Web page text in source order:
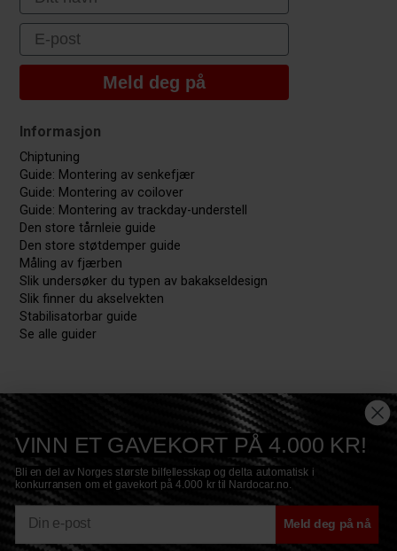
Email
Meld deg på
Informasjon
Chiptuning
Guide: Montering av senkefjær
Guide: Montering av coilover
Guide: Montering av trackday-understell
Den store tårnleie guide
Den store støtdemper guide
Måling av fjærben
Slik undersøker du typen av bakakseldesign
Slik finner du akselvekten
Stabilisatorbar guide
Se alle guider
VINN ET GAVEKORT PÅ 4.000 KR!
Bli en del av Norges største bilfellesskap og delta automatisk i
konkurransen om et gavekort på 4.000 kr til Nardocar.no.
Meld deg på nå